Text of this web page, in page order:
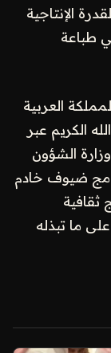
الإنتاجية
طباعة
العربية
الكريم عبر
الشؤون
ضيوف خادم
ثقافية
ما تبذله